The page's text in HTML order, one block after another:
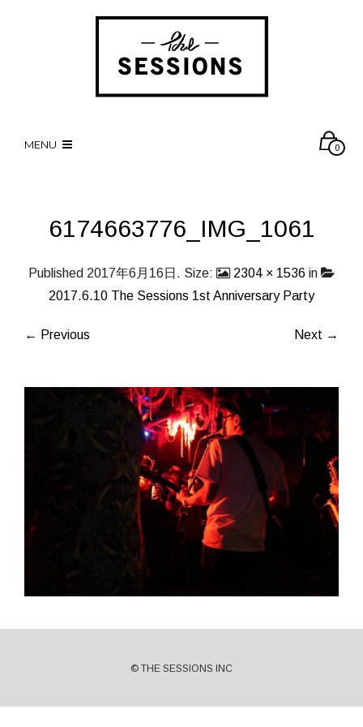
MENU 0
6174663776_IMG_1061
Published 2017年6月16日 . Size: 2304 × 1536 in
2017.6.10 The Sessions 1st Anniversary Party
← Previous Next →
© THE SESSIONS INC